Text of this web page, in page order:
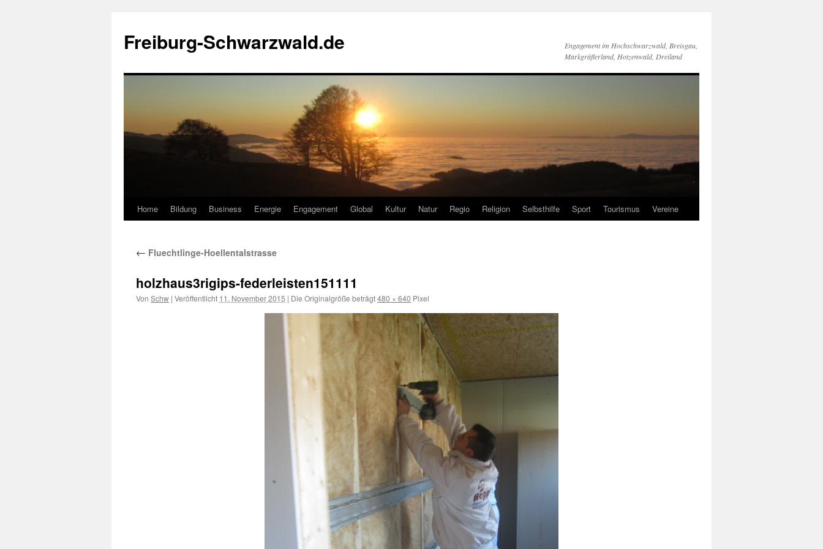
springen
Freiburg-Schwarzwald.de
Engagement im Hochschwarzwald, Breisgau,
Markgräflerland, Hotzenwald, Dreiland
Home Bildung Business Energie Engagement Global Kultur Natur Regio Religion Selbsthilfe Sport Tourismus Vereine
← Fluechtlinge-Hoellentalstrasse
holzhaus3rigips-federleisten151111
Von Schw | Veröffentlicht 11. November 2015 | Die Originalgröße beträgt480 × 640 Pixel